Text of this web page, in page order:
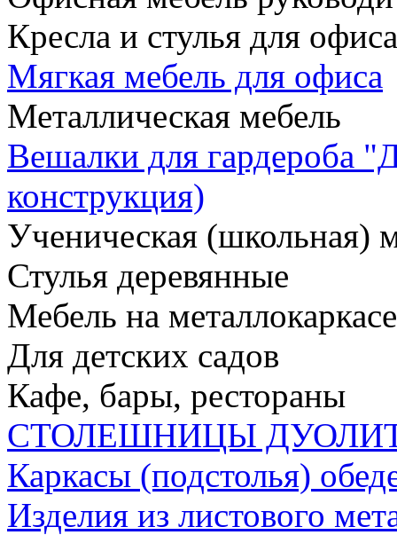
Кресла и стулья для офиса
Мягкая мебель для офиса
Металлическая мебель
Вешалки для гардероба
конструкция)
Ученическая (школьная)
Стулья деревянные
Мебель на металлокаркасе
Для детских садов
Кафе, бары, рестораны
СТОЛЕШНИЦЫ
Каркасы (подстолья)
Изделия из листового